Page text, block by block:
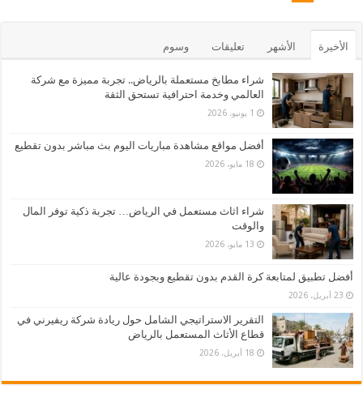
الأخيرة الأشهر تعليقات وسوم
شراء مطابخ مستعملة بالرياض.. تجربة مميزة مع شركة
العالمي وخدمة احترافية تستحق الثقة
1 يونيو، 2026
أفضل مواقع مشاهدة مباريات اليوم بث مباشر بدون تقطيع
18 مايو، 2026
شراء اثاث مستعمل في الرياض… تجربة ذكية توفر المال
والوقت
13 مايو، 2026
أفضل تطبيق لمتابعة كرة القدم بدون تقطيع وبجودة عالية
23 أبريل، 2026
التقرير الاستراتيجي الشامل حول ريادة شركة ريفيرني في
قطاع الأثاث المستعمل بالرياض
18 أبريل، 2026